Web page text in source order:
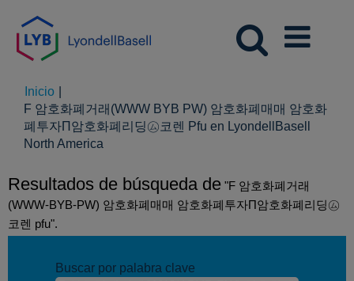
Inicio
F 암호화폐거래(WWW BYB PW) 암호화폐매매 암호화
폐투자П암호화폐리딩㋰코렌 Pfu en LyondellBasell
North America
Resultados de búsqueda de "F 암호화폐거래
(WWW-BYB-PW) 암호화폐매매 암호화폐투자П암호화폐리딩㋰
코렌 pfu".
Buscar por palabra clave